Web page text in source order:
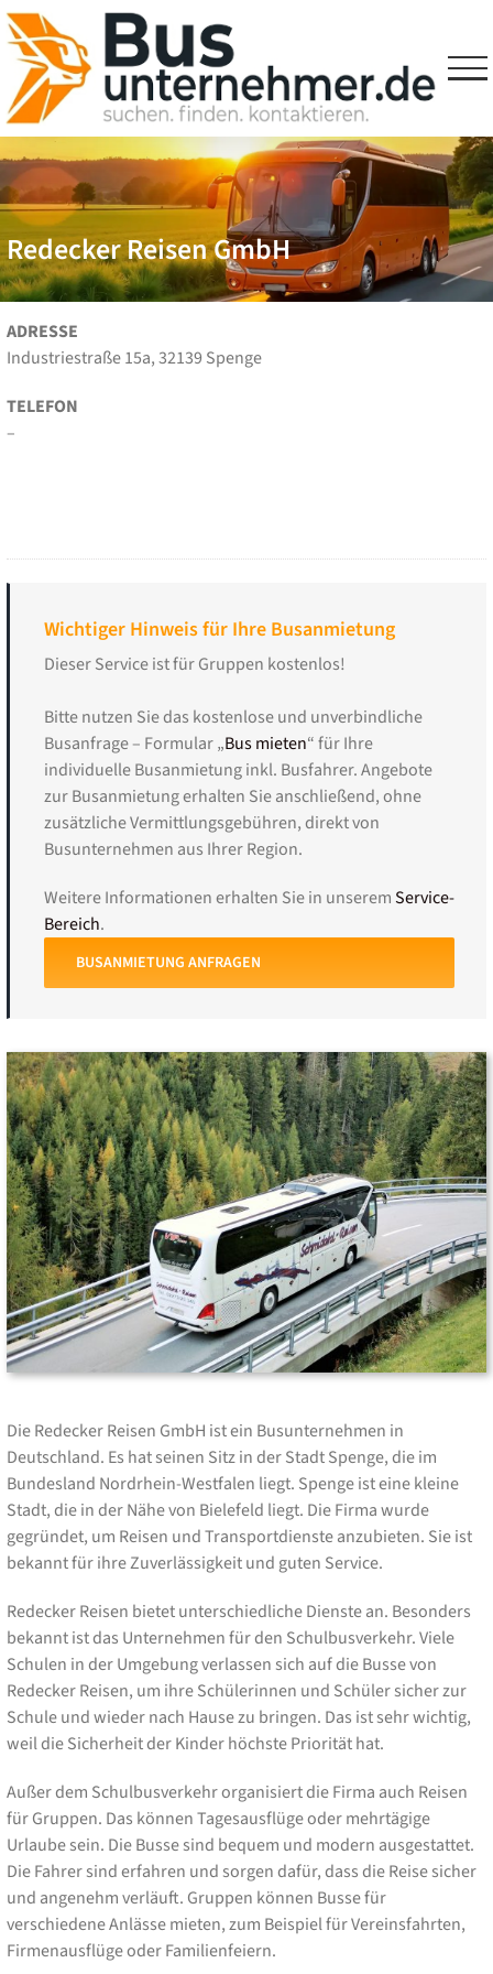
Skip
to
content
Redecker Reisen GmbH
ADRESSE
Industriestraße 15a, 32139 Spenge
TELEFON
–
Wichtiger Hinweis für Ihre Busanmietung
Dieser Service ist für Gruppen kostenlos!
Bitte nutzen Sie das kostenlose und unverbindliche
Busanfrage – Formular „Bus mieten“ für Ihre
individuelle Busanmietung inkl. Busfahrer. Angebote
zur Busanmietung erhalten Sie anschließend, ohne
zusätzliche Vermittlungsgebühren, direkt von
Busunternehmen aus Ihrer Region.
Weitere Informationen erhalten Sie in unseremService-
Bereich.
BUSANMIETUNG ANFRAGEN
Die Redecker Reisen GmbH ist ein Busunternehmen in
Deutschland. Es hat seinen Sitz in der Stadt Spenge, die im
Bundesland Nordrhein-Westfalen liegt. Spenge ist eine kleine
Stadt, die in der Nähe von Bielefeld liegt. Die Firma wurde
gegründet, um Reisen und Transportdienste anzubieten. Sie ist
bekannt für ihre Zuverlässigkeit und guten Service.
Redecker Reisen bietet unterschiedliche Dienste an. Besonders
bekannt ist das Unternehmen für den Schulbusverkehr. Viele
Schulen in der Umgebung verlassen sich auf die Busse von
Redecker Reisen, um ihre Schülerinnen und Schüler sicher zur
Schule und wieder nach Hause zu bringen. Das ist sehr wichtig,
weil die Sicherheit der Kinder höchste Priorität hat.
Außer dem Schulbusverkehr organisiert die Firma auch Reisen
für Gruppen. Das können Tagesausflüge oder mehrtägige
Urlaube sein. Die Busse sind bequem und modern ausgestattet.
Die Fahrer sind erfahren und sorgen dafür, dass die Reise sicher
und angenehm verläuft. Gruppen können Busse für
verschiedene Anlässe mieten, zum Beispiel für Vereinsfahrten,
Firmenausflüge oder Familienfeiern.